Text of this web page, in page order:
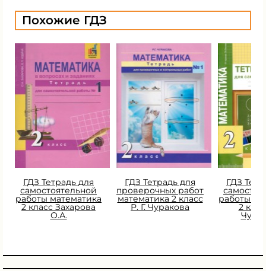
Похожие ГДЗ
ГДЗ Тетрадь для
самостоятельной
работы математика
2 класс Захарова
О.А.
ГДЗ Тетрадь для
проверочных работ
математика 2 класс
Р. Г. Чуракова
ГДЗ
работы
2